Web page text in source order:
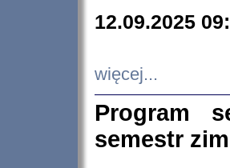
12.09.2025
więcej...
Program
semestr